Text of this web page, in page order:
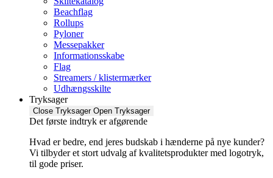
Beachflag
Rollups
Pyloner
Messepakker
Informationsskabe
Flag
Streamers / klistermærker
Udhængsskilte
Tryksager
Close Tryksager Open Tryksager
Det første indtryk er afgørende
Hvad er bedre, end jeres budskab i hænderne på nye kunder?
Vi tilbyder et stort udvalg af kvalitetsprodukter med logotryk,
til gode priser.